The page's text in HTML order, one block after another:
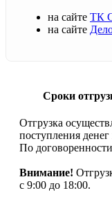
на сайте ТК
на сайте
Сроки
Отгрузка
поступления
По
Внимание!
с 9:00 до 18:00.